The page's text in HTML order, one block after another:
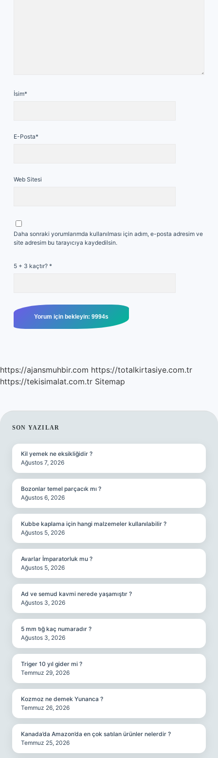
İsim*
E-Posta*
Web Sitesi
Daha sonraki yorumlarımda kullanılması için adım, e-posta adresim ve
site adresim bu tarayıcıya kaydedilsin.
5 + 3 kaçtır? *
https://ajansmuhbir.com https://totalkirtasiye.com.tr
https://tekisimalat.com.tr Sitemap
SIDEBAR
SON YAZILAR
Kil yemek ne eksikliğidir ?
Ağustos 7, 2026
Bozonlar temel parçacık mı ?
Ağustos 6, 2026
Kubbe kaplama için hangi malzemeler kullanılabilir ?
Ağustos 5, 2026
Avarlar İmparatorluk mu ?
Ağustos 5, 2026
Ad ve semud kavmi nerede yaşamıştır ?
Ağustos 3, 2026
5 mm tığ kaç numaradır ?
Ağustos 3, 2026
Triger 10 yıl gider mi ?
Temmuz 29, 2026
Kozmoz ne demek Yunanca ?
Temmuz 26, 2026
Kanada’da Amazon’da en çok satılan ürünler nelerdir ?
Temmuz 25, 2026